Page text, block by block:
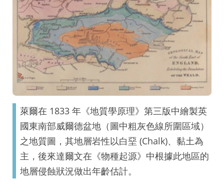
萊爾在 1833 年《地質學原理》第三版中繪製英
國東南部威爾德盆地（圖中粗灰色線所圍區域）
之地質圖，其地層岩性以白堊 (Chalk)、黏土為
主，後來達爾文在《物種起源》中根據此地區的
地層侵蝕狀況做出年齡估計。